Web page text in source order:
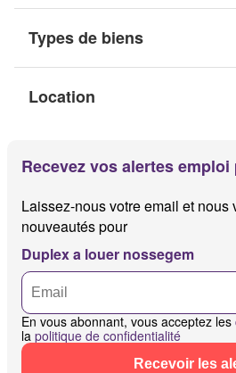
Types de biens
Location
Recevez vos alertes emploi
Laissez-nous votre email et nous
nouveautés pour
Duplex a louer nossegem
En vous abonnant, vous acceptez les
la politique de confidentialité
Recevoir les